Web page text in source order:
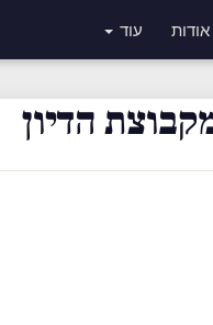
אודות עוד
הדיון